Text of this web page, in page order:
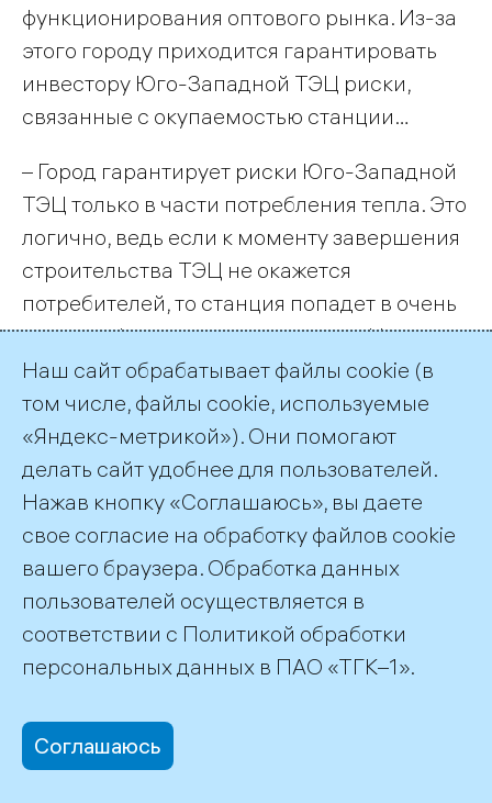
функционирования оптового рынка. Из-за
этого городу приходится гарантировать
инвестору Юго-Западной ТЭЦ риски,
связанные с окупаемостью станции…
– Город гарантирует риски Юго-Западной
ТЭЦ только в части потребления тепла. Это
логично, ведь если к моменту завершения
строительства ТЭЦ не окажется
потребителей, то станция попадет в очень
сложное финансовое положение. Но,
насколько я понимаю, в данном случае все
серьезно просчитано и продумано и
поэтому проект реализуется.
Что же касается электроэнергии, то из-за
повышения цен на топливо,
опережающего тарифы, рост денежного
потока потребителей будет съедать плата
поставщикам газа. Естественно, основные
надежды мы возлагаем на увеличение
доли свободного рынка, что позволит
повысить и рентабельность работы
энергетики. На настоящий момент цены в
Наш сайт обрабатывает файлы cookie (в
том числе, файлы cookie, используемые
«Яндекс-метрикой»). Они помогают
делать сайт удобнее для пользователей.
Нажав кнопку «Соглашаюсь», вы даете
свое согласие на обработку файлов cookie
вашего браузера. Обработка данных
пользователей осуществляется в
соответствии с Политикой обработки
персональных данных в ПАО «ТГК–1».
Соглашаюсь